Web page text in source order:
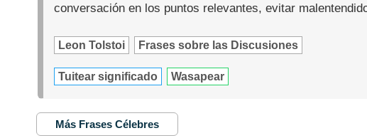
conversación en los puntos relevantes, evitar
Leon Tolstoi Frases sobre las Discusiones
Tuitear significado Wasapear
Más Frases Célebres